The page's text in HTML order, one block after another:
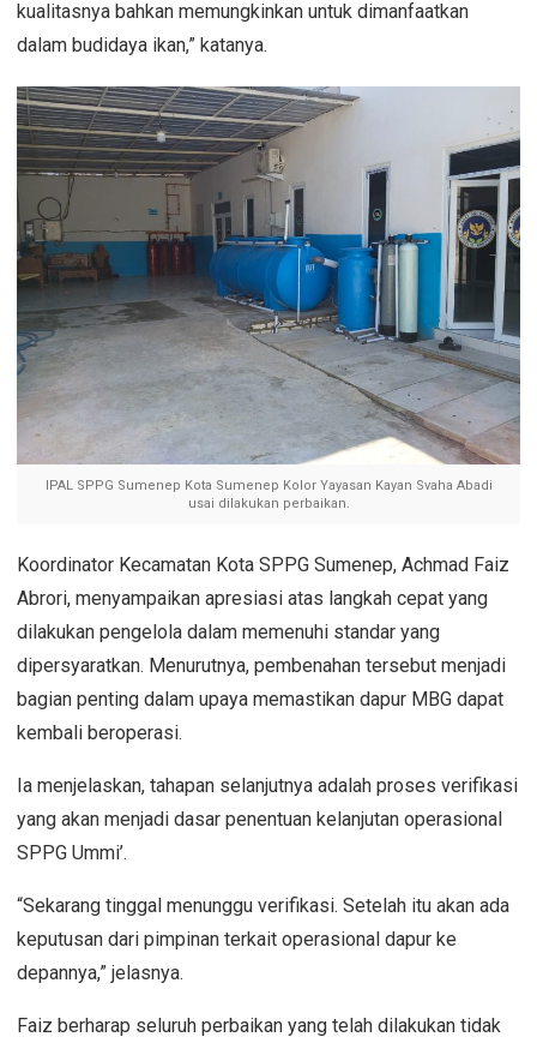
kualitasnya bahkan memungkinkan untuk dimanfaatkan
dalam budidaya ikan,” katanya.
IPAL SPPG Sumenep Kota Sumenep Kolor Yayasan Kayan Svaha Abadi
usai dilakukan perbaikan.
Koordinator Kecamatan Kota SPPG Sumenep, Achmad Faiz
Abrori, menyampaikan apresiasi atas langkah cepat yang
dilakukan pengelola dalam memenuhi standar yang
dipersyaratkan. Menurutnya, pembenahan tersebut menjadi
bagian penting dalam upaya memastikan dapur MBG dapat
kembali beroperasi.
Ia menjelaskan, tahapan selanjutnya adalah proses verifikasi
yang akan menjadi dasar penentuan kelanjutan operasional
SPPG Ummi’.
“Sekarang tinggal menunggu verifikasi. Setelah itu akan ada
keputusan dari pimpinan terkait operasional dapur ke
depannya,” jelasnya.
Faiz berharap seluruh perbaikan yang telah dilakukan tidak